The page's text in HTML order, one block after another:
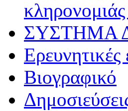
ΣΥΣΤΗΜΑ
Βιογραφικό